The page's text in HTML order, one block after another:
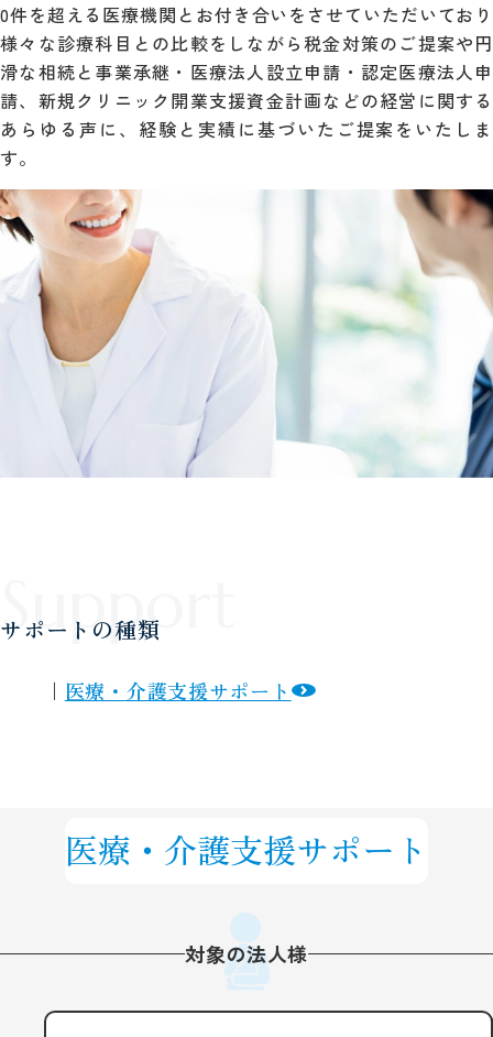
0件を超える医療機関とお付き合いをさせていただいており
様々な診療科目との比較をしながら税金対策のご提案や円
滑な相続と事業承継・医療法人設立申請・認定医療法人申
請、新規クリニック開業支援資金計画などの経営に関する
あらゆる声に、経験と実績に基づいたご提案をいたしま
す。
サポートの種類
医療・介護支援サポート
医療・介護支援サポート
対象の法人様